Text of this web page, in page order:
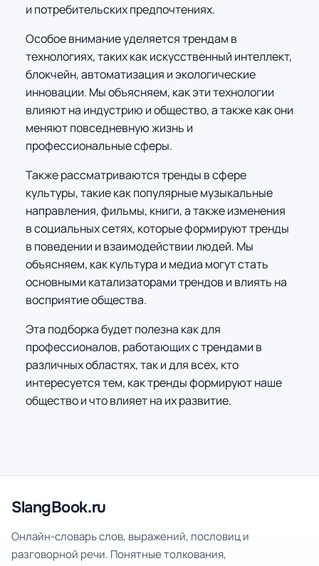
и потребительских предпочтениях.
Особое внимание уделяется трендам в
технологиях, таких как искусственный интеллект,
блокчейн, автоматизация и экологические
инновации. Мы объясняем, как эти технологии
влияют на индустрию и общество, а также как они
меняют повседневную жизнь и
профессиональные сферы.
Также рассматриваются тренды в сфере
культуры, такие как популярные музыкальные
направления, фильмы, книги, а также изменения
в социальных сетях, которые формируют тренды
в поведении и взаимодействии людей. Мы
объясняем, как культура и медиа могут стать
основными катализаторами трендов и влиять на
восприятие общества.
Эта подборка будет полезна как для
профессионалов, работающих с трендами в
различных областях, так и для всех, кто
интересуется тем, как тренды формируют наше
общество и что влияет на их развитие.
SlangBook.ru
Онлайн-словарь слов, выражений, пословиц и
разговорной речи. Понятные толкования,